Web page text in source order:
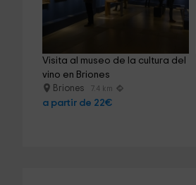
Visita al museo de la cultura del
vino en Briones
Briones 7.4 km
a partir de 22€